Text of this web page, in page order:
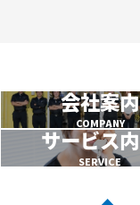
会社案内
COMPANY
サービス
SERVICE